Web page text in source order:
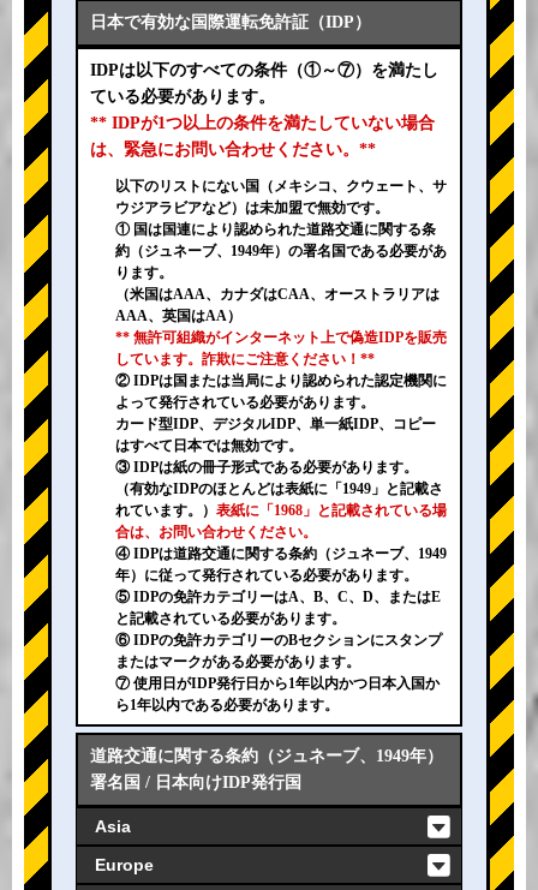
日本で有効な国際運転免許証（IDP）
IDPは以下のすべての条件（①～⑦）を満たし
ている必要があります。
** IDPが1つ以上の条件を満たしていない場合
は、緊急にお問い合わせください。**
以下のリストにない国（メキシコ、クウェート、サ
ウジアラビアなど）は未加盟で無効です。
① 国は国連により認められた道路交通に関する条
約（ジュネーブ、1949年）の署名国である必要があ
ります。
（米国はAAA、カナダはCAA、オーストラリアは
AAA、英国はAA）
** 無許可組織がインターネット上で偽造IDPを販売
しています。詐欺にご注意ください！**
② IDPは国または当局により認められた認定機関に
よって発行されている必要があります。
カード型IDP、デジタルIDP、単一紙IDP、コピー
はすべて日本では無効です。
③ IDPは紙の冊子形式である必要があります。
（有効なIDPのほとんどは表紙に「1949」と記載さ
れています。） 表紙に「1968」と記載されている場
合は、お問い合わせください。
④ IDPは道路交通に関する条約（ジュネーブ、1949
年）に従って発行されている必要があります。
⑤ IDPの免許カテゴリーはA、B、C、D、またはE
と記載されている必要があります。
⑥ IDPの免許カテゴリーのBセクションにスタンプ
またはマークがある必要があります。
⑦ 使用日がIDP発行日から1年以内かつ日本入国か
ら1年以内である必要があります。
道路交通に関する条約（ジュネーブ、1949年）
署名国 / 日本向けIDP発行国
Asia
Europe